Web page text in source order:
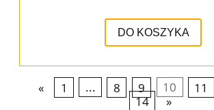
DO KOSZYKA
« 1 ... 8 9 10 11
14
»